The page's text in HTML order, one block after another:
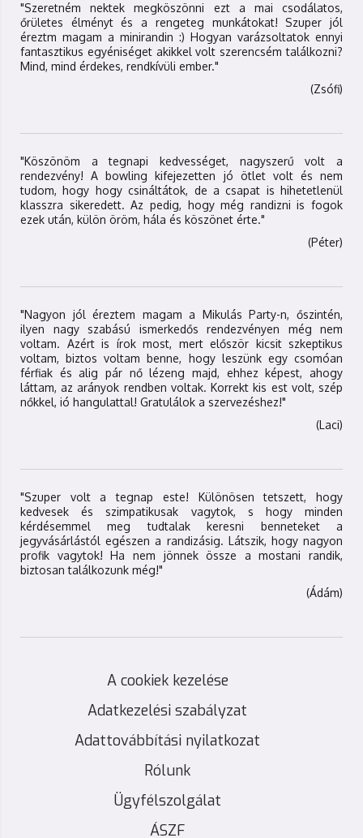
"Szeretném nektek megköszönni ezt a mai csodálatos,
őrületes élményt és a rengeteg munkátokat! Szuper jól
éreztm magam a minirandin :) Hogyan varázsoltatok ennyi
fantasztikus egyéniséget akikkel volt szerencsém találkozni?
Mind, mind érdekes, rendkívüli ember."
(Zsófi)
"Köszönöm a tegnapi kedvességet, nagyszerű volt a
rendezvény! A bowling kifejezetten jó ötlet volt és nem
tudom, hogy hogy csináltátok, de a csapat is hihetetlenül
klasszra sikeredett. Az pedig, hogy még randizni is fogok
ezek után, külön öröm, hála és köszönet érte."
(Péter)
"Nagyon jól éreztem magam a Mikulás Party-n, őszintén,
ilyen nagy szabású ismerkedős rendezvényen még nem
voltam. Azért is írok most, mert először kicsit szkeptikus
voltam, biztos voltam benne, hogy leszünk egy csomóan
férfiak és alig pár nő lézeng majd, ehhez képest, ahogy
láttam, az arányok rendben voltak. Korrekt kis est volt, szép
nőkkel, ió hangulattal! Gratulálok a szervezéshez!"
(Laci)
"Szuper volt a tegnap este! Különösen tetszett, hogy
kedvesek és szimpatikusak vagytok, s hogy minden
kérdésemmel meg tudtalak keresni benneteket a
jegyvásárlástól egészen a randizásig. Látszik, hogy nagyon
profik vagytok! Ha nem jönnek össze a mostani randik,
biztosan találkozunk még!"
(Ádám)
A cookiek kezelése
Adatkezelési szabályzat
Adattovábbítási nyilatkozat
Rólunk
Ügyfélszolgálat
ÁSZF